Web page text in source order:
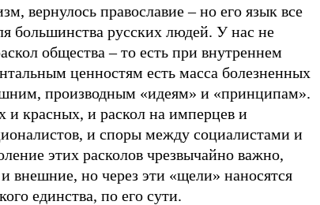
вернулось православие – но его язык все
большинства русских людей. У нас не
общества – то есть при внутреннем
ценностям есть масса болезненных
производным «идеям» и «принципам».
и красных, и раскол на имперцев и
и споры между социалистами и
этих расколов чрезвычайно важно,
внешние, но через эти «щели» наносятся
единства, по его сути.